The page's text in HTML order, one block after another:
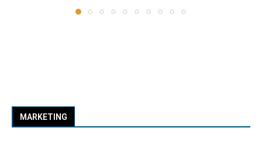
MARKETING